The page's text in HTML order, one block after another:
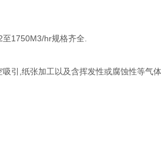
1750M3/hr规格齐全.
引,纸张加工以及含挥发性或腐蚀性等气